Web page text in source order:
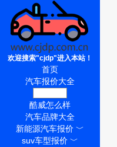
欢迎搜索"cjdp"进入本站！
首页
汽车报价大全
酷威怎么样
汽车品牌大全
新能源汽车报价 ﹀
suv车型报价 ﹀